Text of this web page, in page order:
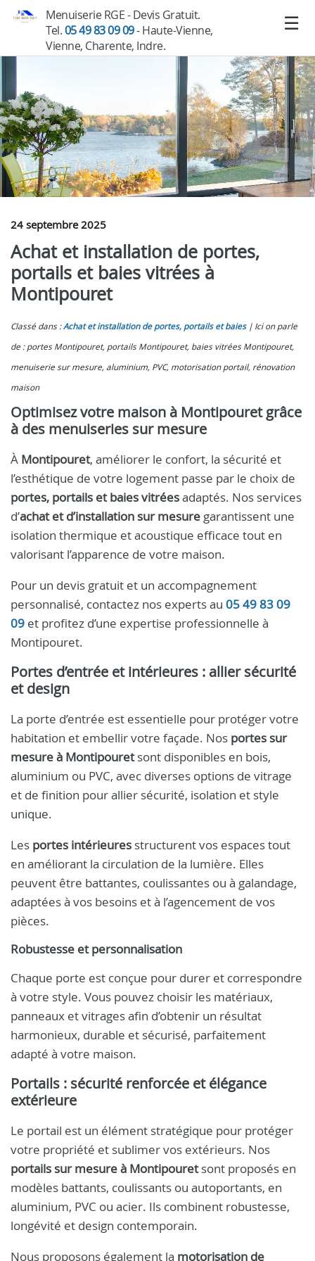
Menuiserie RGE - Devis Gratuit.
Tel.05 49 83 09 09- Haute-Vienne,
Vienne, Charente, Indre.
24 septembre 2025
Achat et installation de portes,
portails et baies vitrées à
Montipouret
Classé dans :Achat et installation de portes, portails et baies
Ici on parle
de : portes Montipouret, portails Montipouret, baies vitrées Montipouret,
menuiserie sur mesure, aluminium, PVC, motorisation portail, rénovation
maison
Optimisez votre maison à Montipouret grâce
à des menuiseries sur mesure
À Montipouret, améliorer le confort, la sécurité et
l’esthétique de votre logement passe par le choix de
portes, portails et baies vitréesadaptés. Nos services
d’achat et d’installation sur mesure garantissent une
isolation thermique et acoustique efficace tout en
valorisant l’apparence de votre maison.
Pour un devis gratuit et un accompagnement
personnalisé, contactez nos experts au 05 49 83 09
09 et profitez d’une expertise professionnelle à
Montipouret.
Portes d’entrée et intérieures : allier sécurité
et design
La porte d’entrée est essentielle pour protéger votre
habitation et embellir votre façade. Nos portes sur
mesure à Montipouretsont disponibles en bois,
aluminium ou PVC, avec diverses options de vitrage
et de finition pour allier sécurité, isolation et style
unique.
Les portes intérieures structurent vos espaces tout
en améliorant la circulation de la lumière. Elles
peuvent être battantes, coulissantes ou à galandage,
adaptées à vos besoins et à l’agencement de vos
pièces.
Robustesse et personnalisation
Chaque porte est conçue pour durer et correspondre
à votre style. Vous pouvez choisir les matériaux,
panneaux et vitrages afin d’obtenir un résultat
harmonieux, durable et sécurisé, parfaitement
adapté à votre maison.
Portails : sécurité renforcée et élégance
extérieure
Le portail est un élément stratégique pour protéger
votre propriété et sublimer vos extérieurs. Nos
portails sur mesure à Montipouretsont proposés en
modèles battants, coulissants ou autoportants, en
aluminium, PVC ou acier. Ils combinent robustesse,
longévité et design contemporain.
Nous proposons également la motorisation de